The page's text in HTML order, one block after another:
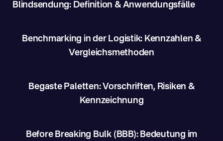
Blindsendung: Definition & Anwendungsfälle
Benchmarking in der Logistik: Kennzahlen &
Vergleichsmethoden
Begaste Paletten: Vorschriften, Risiken &
Kennzeichnung
Before Breaking Bulk (BBB): Bedeutung im